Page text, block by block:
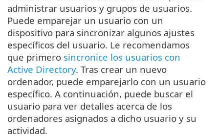
administrar usuarios y grupos de usuarios.
Puede emparejar un usuario con un
dispositivo para sincronizar algunos ajustes
específicos del usuario. Le recomendamos
que primero sincronice los usuarios con
Active Directory. Tras crear un nuevo
ordenador, puede emparejarlo con un usuario
específico. A continuación, puede buscar el
usuario para ver detalles acerca de los
ordenadores asignados a dicho usuario y su
actividad.